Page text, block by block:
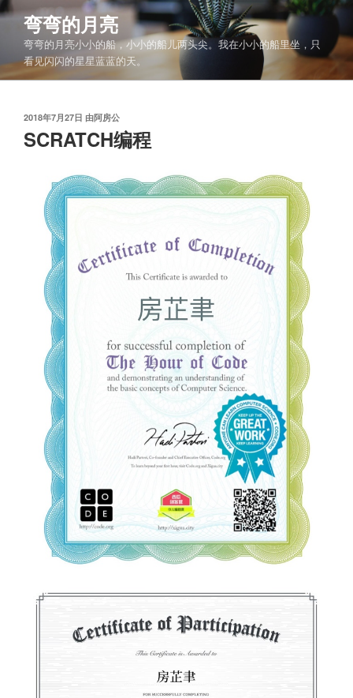
跳
容
弯弯的月亮
弯弯的月亮小小的船，小小的船儿两头尖。我在小小的船里坐，只
看见闪闪的星星蓝蓝的天。
发
布
于
2018年7月27日 由阿房公
SCRATCH编程